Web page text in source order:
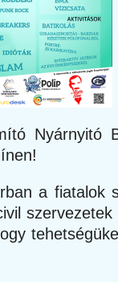
Nyárnyitó
a fiatalok